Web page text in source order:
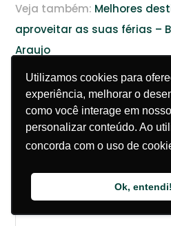
Utilizamos cookies para
experiência, melhorar o
como você interage em
personalizar conteúdo. Ao
concorda com o uso de
Ok, entendi!
Utilizamos cookies para
experiência, melhorar o
como você interage em
personalizar conteúdo. Ao
concorda com o uso de
Ok, entendi!
Veja também: Melhores
aproveitar as suas férias –
Araujo
Belavista Ipanema
Modernidade em um só
Araujo
Espaços perfeitos para a
Blog da Judice & Araujo